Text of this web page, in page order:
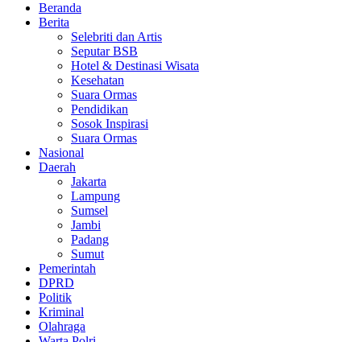
Beranda
Berita
Selebriti dan Artis
Seputar BSB
Hotel & Destinasi Wisata
Kesehatan
Suara Ormas
Pendidikan
Sosok Inspirasi
Suara Ormas
Nasional
Daerah
Jakarta
Lampung
Sumsel
Jambi
Padang
Sumut
Pemerintah
DPRD
Politik
Kriminal
Olahraga